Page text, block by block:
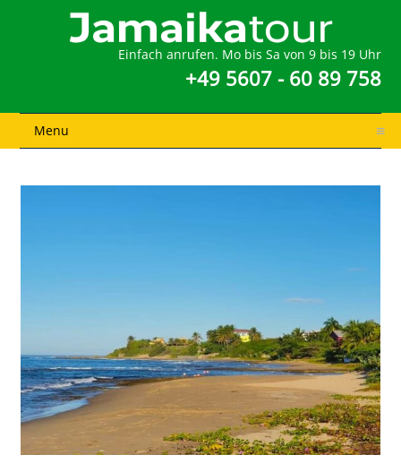
Einfach anrufen. Mo bis Sa von 9 bis 19 Uhr
+49 5607 - 60 89 758
Menu